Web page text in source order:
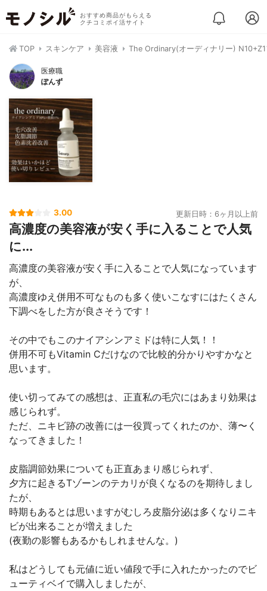
おすすめ商品がもらえる
クチコミポイ活サイト
TOP スキンケア 美容液 The Ordinary(オーディナリー)
医療職
ぽんず
3.00 更新日時：6ヶ月以上前
高濃度の美容液が安く手に入ることで人気
に...
高濃度の美容液が安く手に入ることで人気になっています
が、
高濃度ゆえ併用不可なものも多く使いこなすにはたくさん
下調べをした方が良さそうです！
その中でもこのナイアシンアミドは特に人気！！
併用不可もVitamin Cだけなので比較的分かりやすかなと
思います。
使い切ってみての感想は、正直私の毛穴にはあまり効果は
感じられず。
ただ、ニキビ跡の改善には一役買ってくれたのか、薄〜く
なってきました！
皮脂調節効果についても正直あまり感じられず、
夕方に起きるTゾーンのテカリが良くなるのを期待しまし
たが、
時期もあるとは思いますがむしろ皮脂分泌は多くなりニキ
ビが出来ることが増えました
(夜勤の影響もあるかもしれませんな。)
私はどうしても元値に近い値段で手に入れたかったのでビ
ューティベイで購入しましたが、